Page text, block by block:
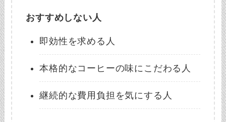
おすすめしない人
即効性を求める人
本格的なコーヒーの味にこだわる人
継続的な費用負担を気にする人